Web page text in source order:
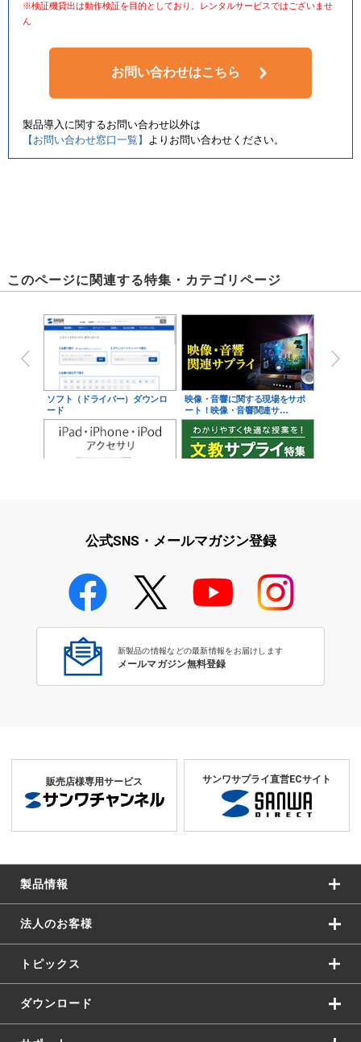
※検証機貸出は動作検証を目的としており、レンタルサービスではございませ
ん
お問い合わせはこちら
製品導入に関するお問い合わせ以外は
【お問い合わせ窓口一覧】 よりお問い合わせください。
このページに関連する特集・カテゴリページ
ソフト（ドライバー）ダウンロ
ード
映像・音響に関する現場をサポ
ート！映像・音響関連サ…
学校教育のICT環境整備特集
公式SNS・メールマガジン登録
新製品の情報などの最新情報をお届けします
メールマガジン無料登録
販売店様専用サービス サンワサプライ直営ECサイト
製品情報
法人のお客様
トピックス
ダウンロード